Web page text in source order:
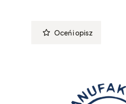
Oceń i opisz